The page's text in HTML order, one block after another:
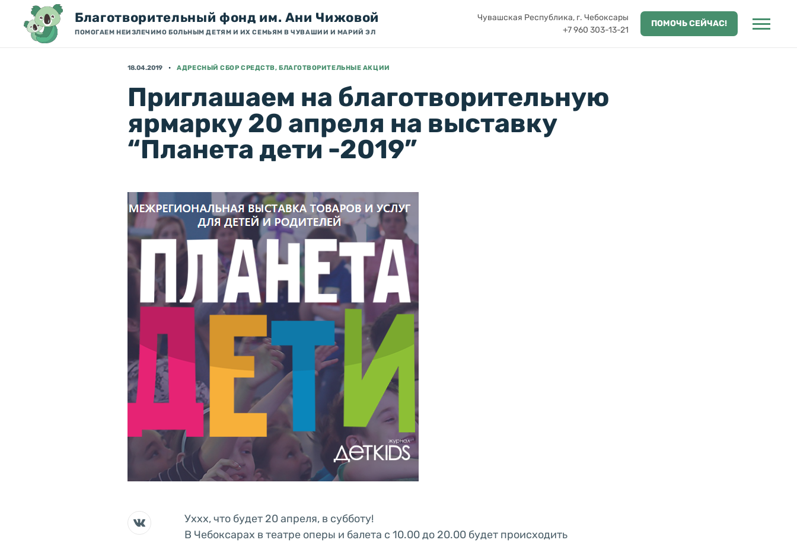
Благотворительный фонд им. Ани Чижовой
ПОМОГАЕМ НЕИЗЛЕЧИМО БОЛЬНЫМ ДЕТЯМ И ИХ СЕМЬЯМ В ЧУВАШИИ И МАРИЙ ЭЛ
Чувашская Республика, г. Чебоксары
+7 960 303-13-21
ПОМОЧЬ СЕЙЧАС!
18.04.2019 АДРЕСНЫЙ СБОР СРЕДСТВ, БЛАГОТВОРИТЕЛЬНЫЕ АКЦИИ
Приглашаем на благотворительную
ярмарку 20 апреля на выставку
“Планета дети -2019”
Уххх, что будет 20 апреля, в субботу!
В Чебоксарах в театре оперы и балета с 10.00 до 20.00 будет происходить